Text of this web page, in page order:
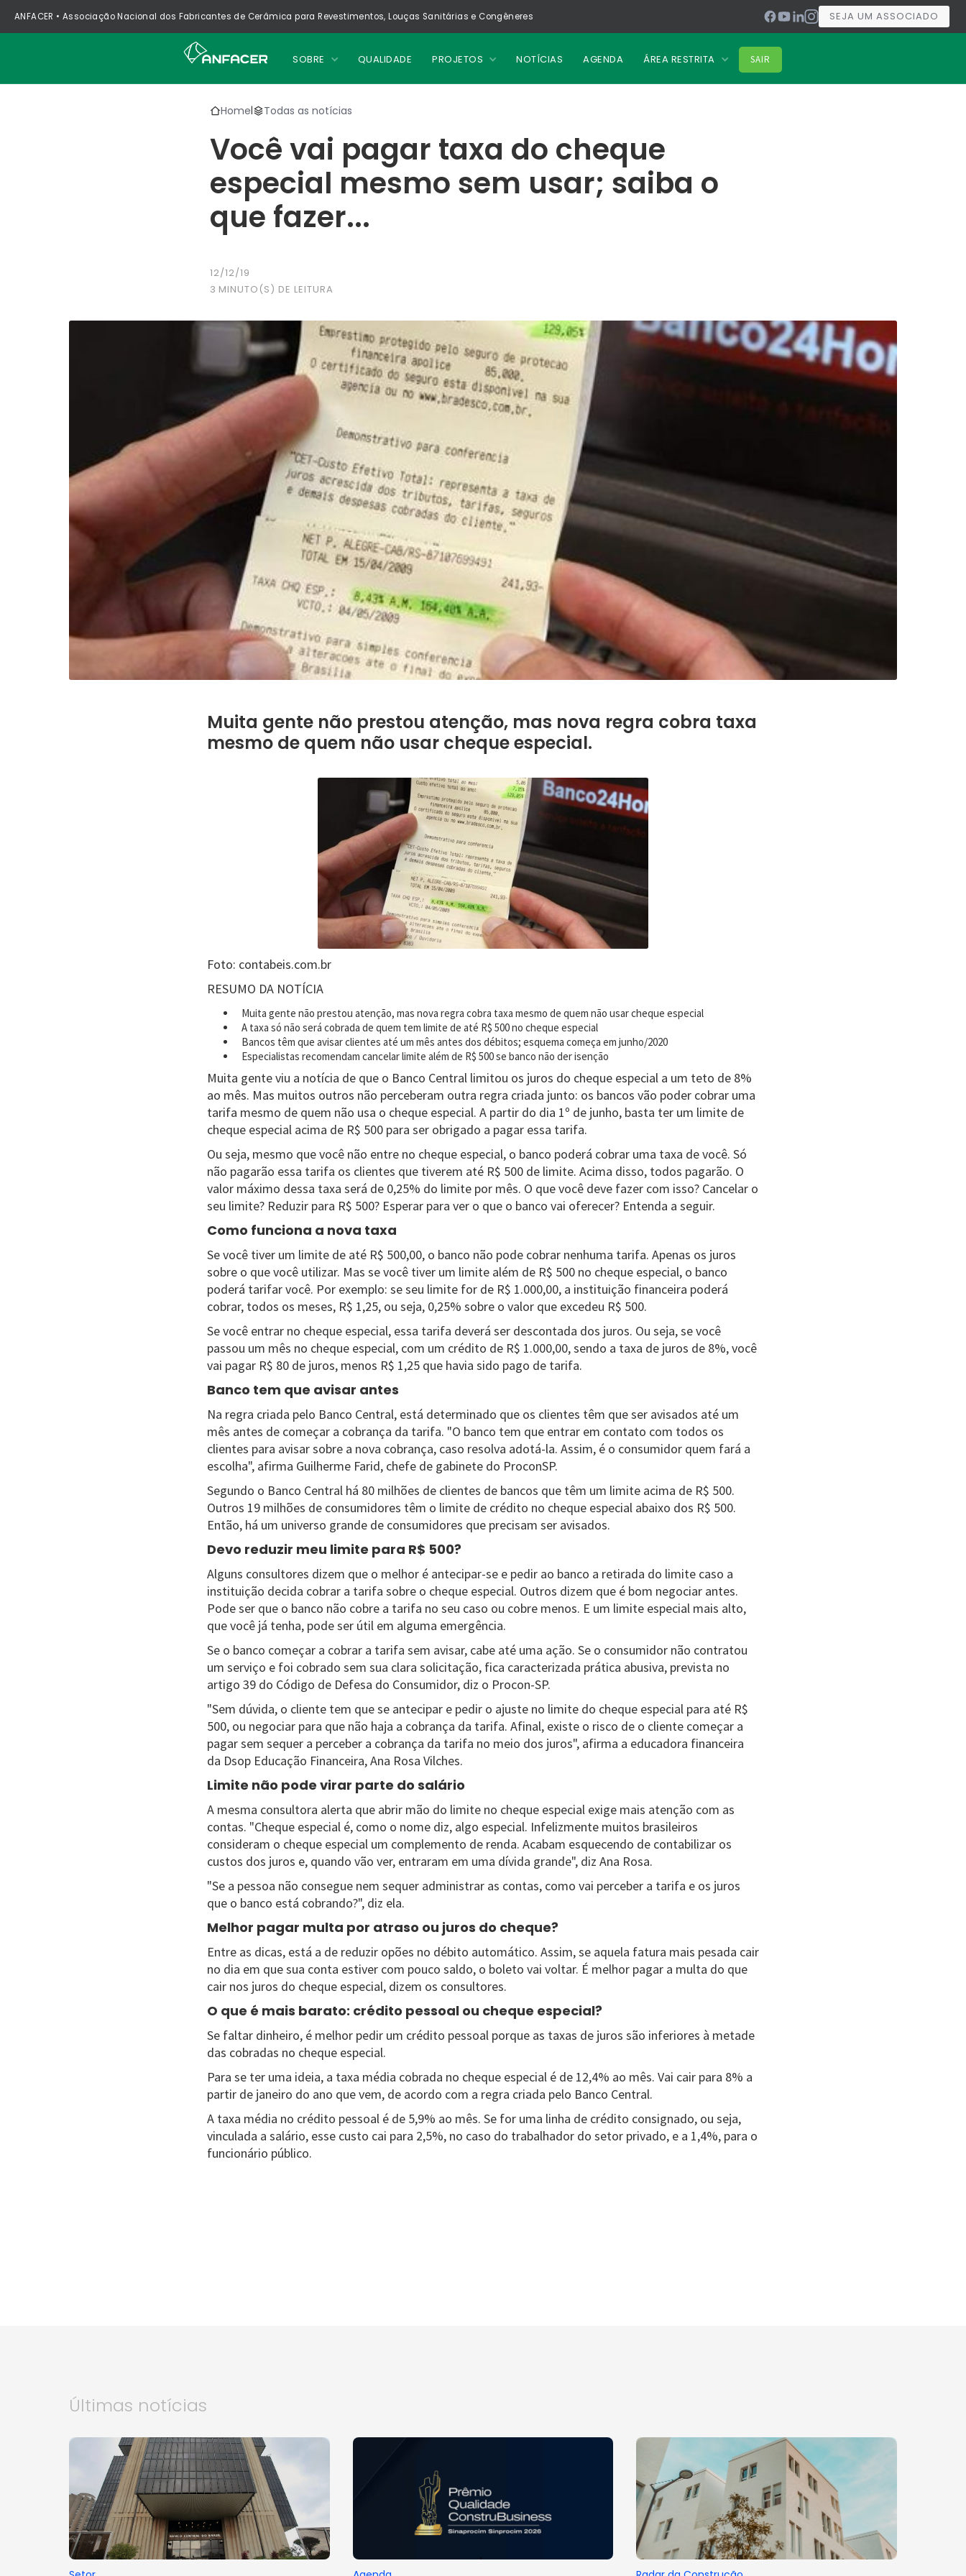
ANFACER • Associação Nacional dos Fabricantes de Cerâmica para Revestimentos, Louças Sanitárias e Congêneres SEJA UM ASSOCIADO
SOBRE QUALIDADE PROJETOS NOTÍCIAS AGENDA ÁREA RESTRITA SAIR
Home| Todas as notícias
Você vai pagar taxa do cheque
especial mesmo sem usar; saiba o
que fazer...
12/12/19
3 MINUTO(S) DE LEITURA
Muita gente não prestou atenção, mas nova regra cobra taxa
mesmo de quem não usar cheque especial.
Foto: contabeis.com.br
RESUMO DA NOTÍCIA
Muita gente não prestou atenção, mas nova regra cobra taxa mesmo de quem não usar cheque especial
A taxa só não será cobrada de quem tem limite de até R$ 500 no cheque especial
Bancos têm que avisar clientes até um mês antes dos débitos; esquema começa em junho/2020
Especialistas recomendam cancelar limite além de R$ 500 se banco não der isenção
Muita gente viu a notícia de que o Banco Central limitou os juros do cheque especial a um teto de 8%
ao mês. Mas muitos outros não perceberam outra regra criada junto: os bancos vão poder cobrar uma
tarifa mesmo de quem não usa o cheque especial. A partir do dia 1º de junho, basta ter um limite de
cheque especial acima de R$ 500 para ser obrigado a pagar essa tarifa.
Ou seja, mesmo que você não entre no cheque especial, o banco poderá cobrar uma taxa de você. Só
não pagarão essa tarifa os clientes que tiverem até R$ 500 de limite. Acima disso, todos pagarão. O
valor máximo dessa taxa será de 0,25% do limite por mês. O que você deve fazer com isso? Cancelar o
seu limite? Reduzir para R$ 500? Esperar para ver o que o banco vai oferecer? Entenda a seguir.
Como funciona a nova taxa
Se você tiver um limite de até R$ 500,00, o banco não pode cobrar nenhuma tarifa. Apenas os juros
sobre o que você utilizar. Mas se você tiver um limite além de R$ 500 no cheque especial, o banco
poderá tarifar você. Por exemplo: se seu limite for de R$ 1.000,00, a instituição financeira poderá
cobrar, todos os meses, R$ 1,25, ou seja, 0,25% sobre o valor que excedeu R$ 500.
Se você entrar no cheque especial, essa tarifa deverá ser descontada dos juros. Ou seja, se você
passou um mês no cheque especial, com um crédito de R$ 1.000,00, sendo a taxa de juros de 8%, você
vai pagar R$ 80 de juros, menos R$ 1,25 que havia sido pago de tarifa.
Banco tem que avisar antes
Na regra criada pelo Banco Central, está determinado que os clientes têm que ser avisados até um
mês antes de começar a cobrança da tarifa. "O banco tem que entrar em contato com todos os
clientes para avisar sobre a nova cobrança, caso resolva adotá-la. Assim, é o consumidor quem fará a
escolha", afirma Guilherme Farid, chefe de gabinete do ProconSP.
Segundo o Banco Central há 80 milhões de clientes de bancos que têm um limite acima de R$ 500.
Outros 19 milhões de consumidores têm o limite de crédito no cheque especial abaixo dos R$ 500.
Então, há um universo grande de consumidores que precisam ser avisados.
Devo reduzir meu limite para R$ 500?
Alguns consultores dizem que o melhor é antecipar-se e pedir ao banco a retirada do limite caso a
instituição decida cobrar a tarifa sobre o cheque especial. Outros dizem que é bom negociar antes.
Pode ser que o banco não cobre a tarifa no seu caso ou cobre menos. E um limite especial mais alto,
que você já tenha, pode ser útil em alguma emergência.
Se o banco começar a cobrar a tarifa sem avisar, cabe até uma ação. Se o consumidor não contratou
um serviço e foi cobrado sem sua clara solicitação, fica caracterizada prática abusiva, prevista no
artigo 39 do Código de Defesa do Consumidor, diz o Procon-SP.
"Sem dúvida, o cliente tem que se antecipar e pedir o ajuste no limite do cheque especial para até R$
500, ou negociar para que não haja a cobrança da tarifa. Afinal, existe o risco de o cliente começar a
pagar sem sequer a perceber a cobrança da tarifa no meio dos juros", afirma a educadora financeira
da Dsop Educação Financeira, Ana Rosa Vilches.
Limite não pode virar parte do salário
A mesma consultora alerta que abrir mão do limite no cheque especial exige mais atenção com as
contas. "Cheque especial é, como o nome diz, algo especial. Infelizmente muitos brasileiros
consideram o cheque especial um complemento de renda. Acabam esquecendo de contabilizar os
custos dos juros e, quando vão ver, entraram em uma dívida grande", diz Ana Rosa.
"Se a pessoa não consegue nem sequer administrar as contas, como vai perceber a tarifa e os juros
que o banco está cobrando?", diz ela.
Melhor pagar multa por atraso ou juros do cheque?
Entre as dicas, está a de reduzir opões no débito automático. Assim, se aquela fatura mais pesada cair
no dia em que sua conta estiver com pouco saldo, o boleto vai voltar. É melhor pagar a multa do que
cair nos juros do cheque especial, dizem os consultores.
O que é mais barato: crédito pessoal ou cheque especial?
Se faltar dinheiro, é melhor pedir um crédito pessoal porque as taxas de juros são inferiores à metade
das cobradas no cheque especial.
Para se ter uma ideia, a taxa média cobrada no cheque especial é de 12,4% ao mês. Vai cair para 8% a
partir de janeiro do ano que vem, de acordo com a regra criada pelo Banco Central.
A taxa média no crédito pessoal é de 5,9% ao mês. Se for uma linha de crédito consignado, ou seja,
vinculada a salário, esse custo cai para 2,5%, no caso do trabalhador do setor privado, e a 1,4%, para o
funcionário público.
Últimas notícias